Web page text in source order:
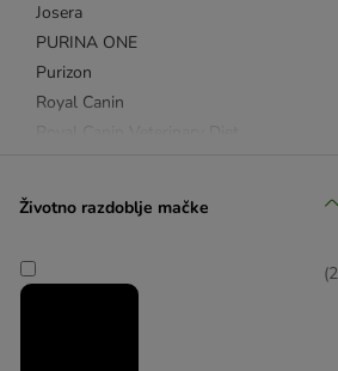
Josera
PURINA ONE
Purizon
Royal Canin
Royal Canin Vet Care Nutrition
Životno razdoblje mačke
(2